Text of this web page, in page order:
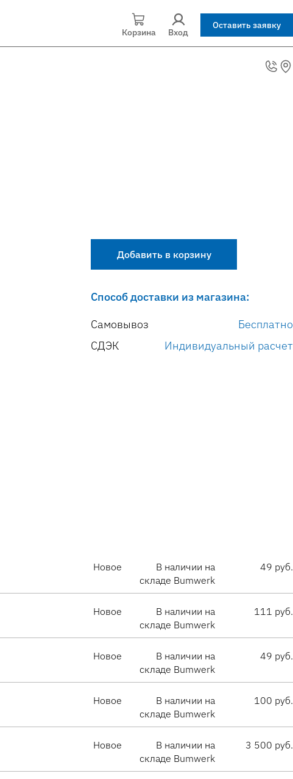
Корзина Вход
Оставить заявку
Добавить в корзину
Способ доставки из магазина:
Самовывоз
Бесплатно
СДЭК
Индивидуальный расчет
Новое
В наличии на
складе Bumwerk
49 руб.
Новое
В наличии на
складе Bumwerk
111 руб.
Новое
В наличии на
складе Bumwerk
49 руб.
Новое
В наличии на
складе Bumwerk
100 руб.
Новое
В наличии на
складе Bumwerk
3 500 руб.